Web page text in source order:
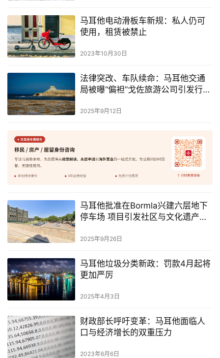
址
导
航
马耳他电动滑板车新规：私人仍可
使用，租赁被禁止
2023年10月30日
法律突改、车队续命：马耳他交通
局被曝“偏袒”戈佐旅游公司引发行业
2025年9月12日
马耳他批准在Bormla兴建六层地下
停车场 项目引发社区与文化遗产争
2025年9月26日
马耳他垃圾分类新政：罚款4月起将
更加严厉
2025年4月3日
财政部长呼吁变革：马耳他面临人
口与经济增长的双重压力
2023年6月6日